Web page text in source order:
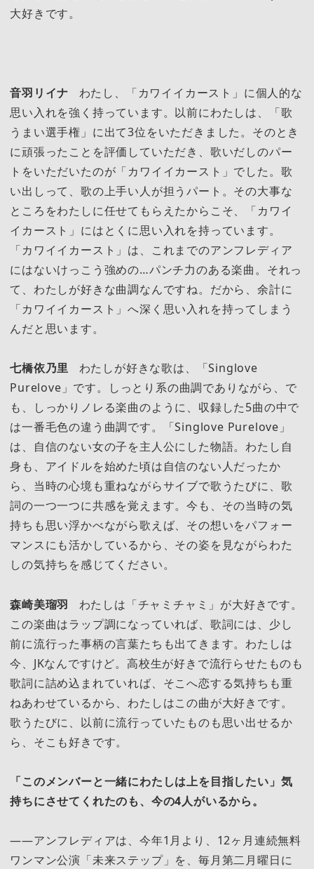
大好きです。
音羽リイナ わたし、「カワイイカースト」に個人的な
思い入れを強く持っています。以前にわたしは、「歌
うまい選手権」に出て3位をいただきました。そのとき
に頑張ったことを評価していただき、歌いだしのパー
トをいただいたのが「カワイイカースト」でした。歌
い出しって、歌の上手い人が担うパート。その大事な
ところをわたしに任せてもらえたからこそ、「カワイ
イカースト」にはとくに思い入れを持っています。
「カワイイカースト」は、これまでのアンフレディア
にはないけっこう強めの…パンチ力のある楽曲。それっ
て、わたしが好きな曲調なんですね。だから、余計に
「カワイイカースト」へ深く思い入れを持ってしまう
んだと思います。
七橋依乃里 わたしが好きな歌は、「Singlove
Purelove」です。しっとり系の曲調でありながら、で
も、しっかりノレる楽曲のように、収録した5曲の中で
は一番毛色の違う曲調です。「Singlove Purelove」
は、自信のない女の子を主人公にした物語。わたし自
身も、アイドルを始めた頃は自信のない人だったか
ら、当時の心境も重ねながらサイブで歌うたびに、歌
詞の一つ一つに共感を覚えます。今も、その当時の気
持ちも思い浮かべながら歌えば、その想いをパフォー
マンスにも活かしているから、その姿を見ながらわた
しの気持ちを感じてください。
森崎美瑠羽 わたしは「チャミチャミ」が大好きです。
この楽曲はラップ調になっていれば、歌詞には、少し
前に流行った事柄の言葉たちも出てきます。わたしは
今、JKなんですけど。高校生が好きで流行らせたものも
歌詞に詰め込まれていれば、そこへ恋する気持ちも重
ねあわせているから、わたしはこの曲が大好きです。
歌うたびに、以前に流行っていたものも思い出せるか
ら、そこも好きです。
「このメンバーと一緒にわたしは上を目指したい」気
持ちにさせてくれたのも、今の4人がいるから。
――アンフレディアは、今年1月より、12ヶ月連続無料
ワンマン公演「未来ステップ」を、毎月第二月曜日に